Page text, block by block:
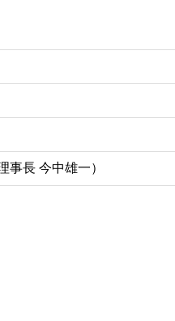
事長 今中雄一）